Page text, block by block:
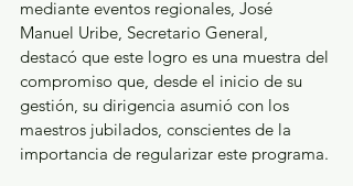
mediante eventos regionales, José
Manuel Uribe, Secretario General,
destacó que este logro es una muestra del
compromiso que, desde el inicio de su
gestión, su dirigencia asumió con los
maestros jubilados, conscientes de la
importancia de regularizar este programa.